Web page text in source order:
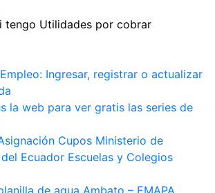
Ingresar, registrar o actualizar
la web para ver gratis las series de
Cupos Ministerio de
Ecuador Escuelas y Colegios
de agua Ambato – EMAPA